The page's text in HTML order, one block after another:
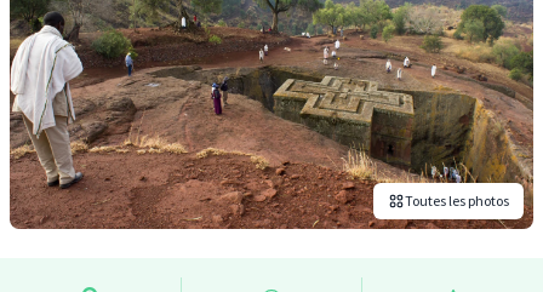
Toutes les photos